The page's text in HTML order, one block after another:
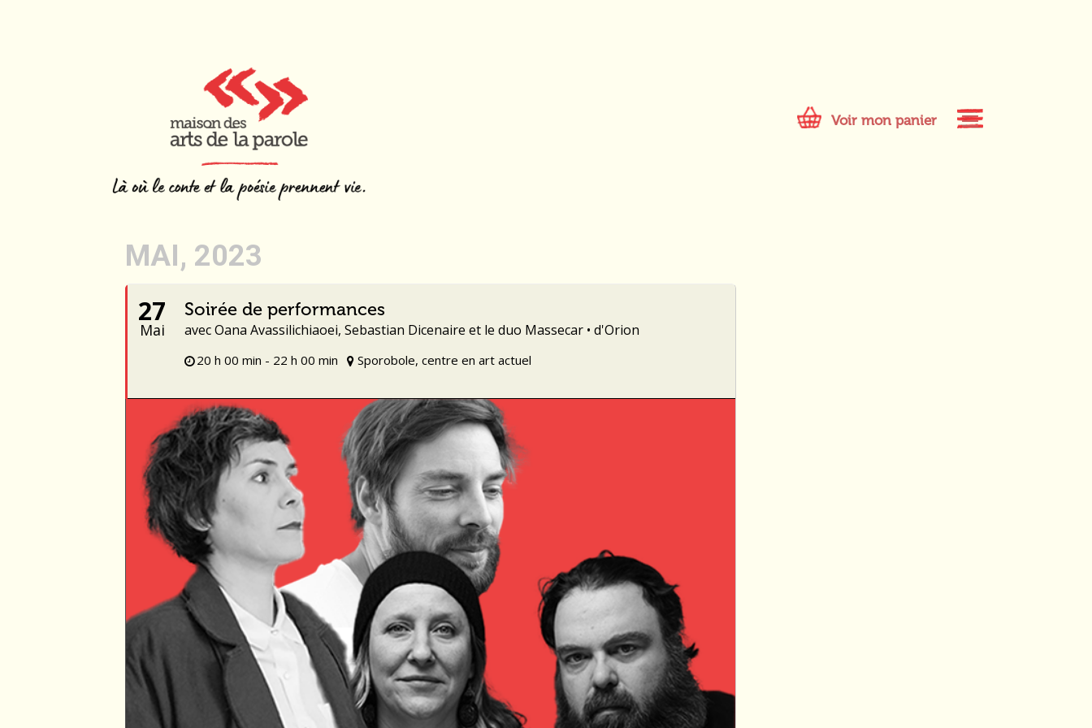
Voir mon panier
MAI, 2023
27
Mai
Soirée de performances
avec Oana Avassilichiaoei, Sebastian Dicenaire et le duo Massecar • d'Orion
20 h 00 min - 22 h 00 min Sporobole, centre en art actuel